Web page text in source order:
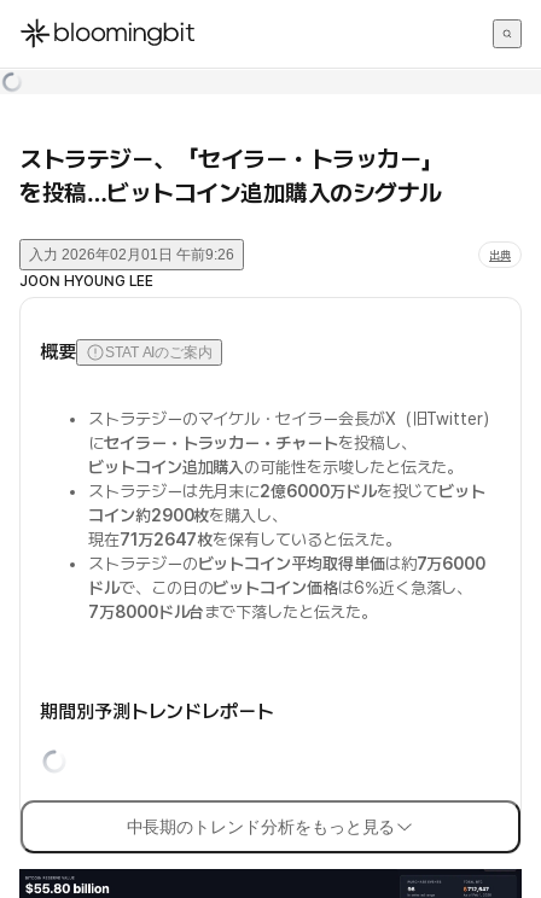
한국어
ストラテジー、「セイラー・トラッカー」
を投稿…ビットコイン追加購入のシグナル
入力 2026年02月01日 午前9:26 出典
JOON HYOUNG LEE
概要 STAT AIのご案内
ストラテジーのマイケル・セイラー会長がX（旧Twitter）
にセイラー・トラッカー・チャートを投稿し、
ビットコイン追加購入の可能性を示唆したと伝えた。
ストラテジーは先月末に2億6000万ドルを投じてビット
コイン約2900枚を購入し、
現在71万2647枚を保有していると伝えた。
ストラテジーのビットコイン平均取得単価は約7万6000
ドルで、この日のビットコイン価格は6%近く急落し、
7万8000ドル台まで下落したと伝えた。
期間別予測トレンドレポート
中長期のトレンド分析をもっと見る